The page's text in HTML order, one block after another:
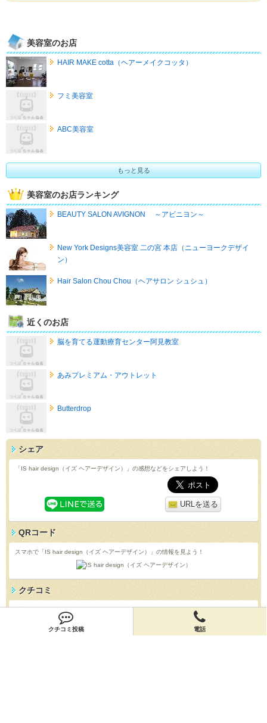
クチコミ投稿 電話
美容室のお店
HAIR MAKE cotta（ヘアーメイクコッタ）
フミ美容室
ABC美容室
もっと見る
美容室のお店ランキング
BEAUTY SALON AVIGNON ～アビニヨン～
New York Designs美容室 二の宮 本店（ニューヨークデザイ
ン）
Hair Salon Chou Chou（ヘアサロン シュシュ）
近くのお店
脳を育てる運動療育センター阿見教室
あみプレミアム・アウトレット
Butterdrop
シェア
「IS hair design（イズ ヘアーデザイン）」の感想などをシェアしよう！
URLを送る
QRコード
スマホで「IS hair design（イズ ヘアーデザイン）」の情報を見よう！
クチコミ
「IS hair design（イズ ヘアーデザイン）」のクチコミを投稿しよう！